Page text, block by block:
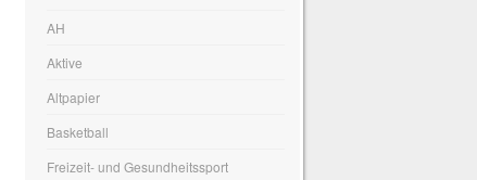
AH
Aktive
Altpapier
Basketball
Freizeit- und Gesundheitssport